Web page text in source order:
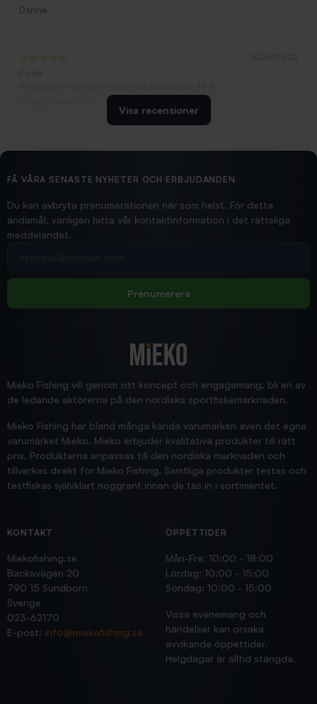
Danne
2026/02/19
Hittade exakt vad jag behövde. Snabb och bra...
Jensa
Visa recensioner
FÅ VÅRA SENASTE NYHETER OCH ERBJUDANDEN
Du kan avbryta prenumerationen när som helst. För detta
ändamål, vänligen hitta vår kontaktinformation i det rättsliga
meddelandet.
Prenumerera
Mieko Fishing vill genom sitt koncept och engagemang, bli en av
de ledande aktörerna på den nordiska sportfiskemarknaden.
Mieko Fishing har bland många kända varumärken även det egna
varumärket Mieko. Mieko erbjuder kvalitativa produkter till rätt
pris. Produkterna anpassas till den nordiska marknaden och
tillverkas direkt för Mieko Fishing. Samtliga produkter testas och
testfiskas självklart noggrant innan de tas in i sortimentet.
KONTAKT
Miekofishing.se
Backavägen 20
790 15 Sundborn
Sverige
023-62170
E-post: info@miekofishing.se
ÖPPETTIDER
Mån-Fre: 10:00 - 18:00
Lördag: 10:00 - 15:00
Söndag: 10:00 - 15:00
Vissa evenemang och
händelser kan orsaka
avvikande öppettider.
Helgdagar är alltid stängda.